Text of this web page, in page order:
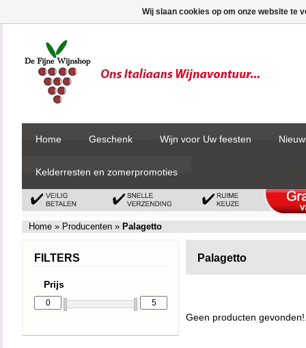
Home Geschenk Wijn voor Uw feesten
Kelderresten en zomerpromoties
Home » Producenten » Palagetto
Palagetto
Geen producten
FILTERS
Prijs
Wij slaan cookies op om onze website te